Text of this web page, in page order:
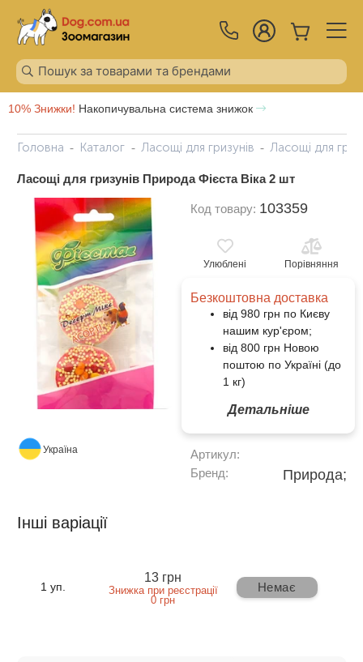
10% Знижки! Накопичувальна система знижок
Головна Каталог Ласощі для гризунів Ласощі для
Ласощі для гризунів Природа Фієста Віка 2 шт
Україна
Код товару: 103359
Улюблені Порівняння
Безкоштовна доставка
від 980 грн по Києву
нашим кур'єром;
від 800 грн Новою
поштою по Україні (до
1 кг)
Детальніше
Артикул:
Бренд:
Природа;
Інші варіації
1 уп.
13 грн
Знижка при реєстрації
0 грн
Немає